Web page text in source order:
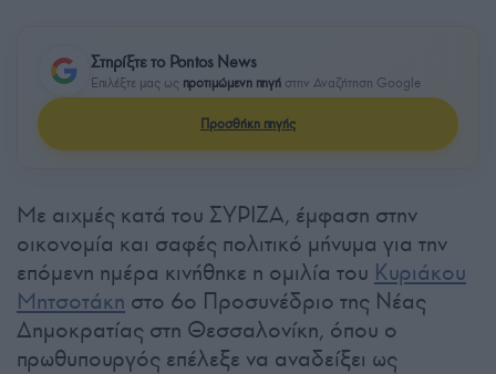
Στηρίξτε το Pontos News
Επιλέξτε μας ως προτιμώμενη πηγή στην Αναζήτηση Google
Προσθήκη πηγής
Με αιχμές κατά του ΣΥΡΙΖΑ, έμφαση στην
οικονομία και σαφές πολιτικό μήνυμα για την
επόμενη ημέρα κινήθηκε η ομιλία του Κυριάκου
Μητσοτάκη στο 6ο Προσυνέδριο της Νέας
Δημοκρατίας στη Θεσσαλονίκη, όπου ο
πρωθυπουργός επέλεξε να αναδείξει ως